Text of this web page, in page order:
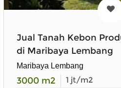
Jual Tanah Kebon
di Maribaya Lembang
Maribaya Lembang
3000 m2 1 jt/m2